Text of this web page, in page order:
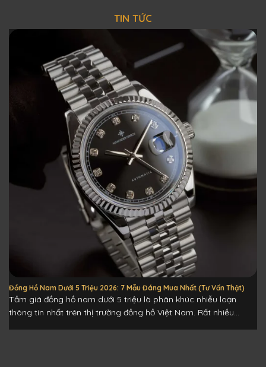
TIN TỨC
Đồng Hồ Nam Dưới 5 Triệu 2026: 7 Mẫu Đáng Mua Nhất (Tư Vấn Thật)
Tầm giá đồng hồ nam dưới 5 triệu là phân khúc nhiễu loạn
thông tin nhất trên thị trường đồng hồ Việt Nam. Rất nhiều...